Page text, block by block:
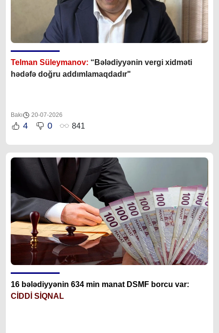
Telman Süleymanov: “Bələdiyyənin vergi xidməti
hədəfə doğru addımlamaqdadır"
Bakı 20-07-2026
4 0 841
16 bələdiyyənin 634 min manat DSMF borcu var:
CİDDİ SİQNAL